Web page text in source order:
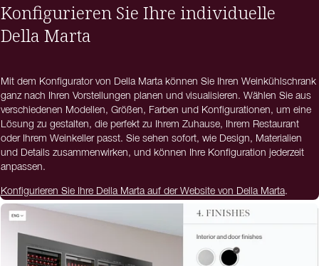
Konfigurieren Sie Ihre individuelle
Della Marta
Mit dem Konfigurator von Della Marta können Sie Ihren Weinkühlschrank
ganz nach Ihren Vorstellungen planen und visualisieren. Wählen Sie aus
verschiedenen Modellen, Größen, Farben und Konfigurationen, um eine
Lösung zu gestalten, die perfekt zu Ihrem Zuhause, Ihrem Restaurant
oder Ihrem Weinkeller passt. Sie sehen sofort, wie Design, Materialien
und Details zusammenwirken, und können Ihre Konfiguration jederzeit
anpassen.
Konfigurieren Sie Ihre Della Marta auf der Website von Della Marta.